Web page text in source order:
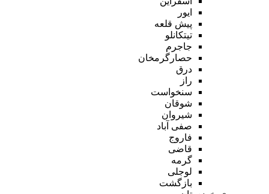
ایور
پیش قلعه
تیتکانلو
جاجرم
حصارگرمخان
درق
راز
سنخواست
شوقان
شیروان
صفی آباد
فاروج
قاضی
گرمه
لوجلی
بازگشت